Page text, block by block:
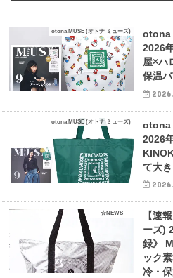
otona MUSE (オトナ ミューズ)
otona
2026
屋×ハ
保温
otona MUSE (オトナ ミューズ)
otona
2026
て大
☆NEWS
【速
ーズ)
録》
ック
冷・